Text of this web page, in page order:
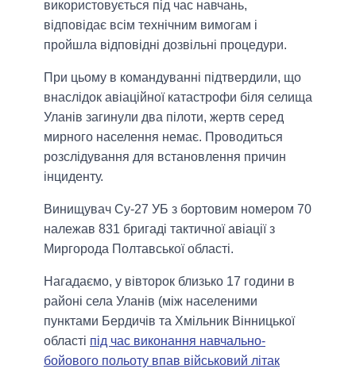
використовується під час навчань,
відповідає всім технічним вимогам і
пройшла відповідні дозвільні процедури.
При цьому в командуванні підтвердили, що
внаслідок авіаційної катастрофи біля селища
Уланів загинули два пілоти, жертв серед
мирного населення немає. Проводиться
розслідування для встановлення причин
інциденту.
Винищувач Су-27 УБ з бортовим номером 70
належав 831 бригаді тактичної авіації з
Миргорода Полтавської області.
Нагадаємо, у вівторок близько 17 години в
районі села Уланів (між населеними
пунктами Бердичів та Хмільник Вінницької
області під час виконання навчально-
бойового польоту впав військовий літак